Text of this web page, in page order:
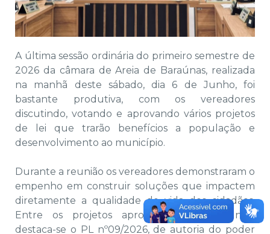
A última sessão ordinária do primeiro semestre de
2026 da câmara de Areia de Baraúnas, realizada
na manhã deste sábado, dia 6 de Junho, foi
bastante produtiva, com os vereadores
discutindo, votando e aprovando vários projetos
de lei que trarão benefícios a população e
desenvolvimento ao município.
Durante a reunião os vereadores demonstraram o
empenho em construir soluções que impactem
diretamente a qualidade de vida dos cidadãos.
Entre os projetos aprovados nesta reunião
destaca-se o PL nº09/2026, de autoria do poder